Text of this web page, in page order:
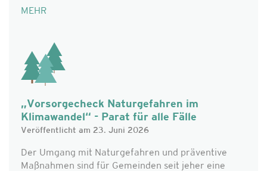
MEHR
„Vorsorgecheck Naturgefahren im
Klimawandel“ - Parat für alle Fälle
Veröffentlicht am 23. Juni 2026
Der Umgang mit Naturgefahren und präventive
Maßnahmen sind für Gemeinden seit jeher eine